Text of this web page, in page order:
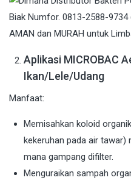
Aplikasi MICROBAC
Ikan/Lele/Udang
Manfaat:
Memisahkan koloid
kekeruhan pada air tawar)
mana gampang difilter.
Menguraikan sampah